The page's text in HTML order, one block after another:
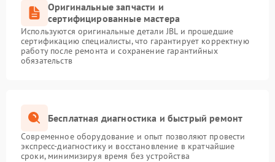
Оригинальные запчасти и
сертифицированные мастера
Используются оригинальные детали JBL и прошедшие
сертификацию специалисты, что гарантирует корректную
работу после ремонта и сохранение гарантийных
обязательств
Бесплатная диагностика и быстрый ремонт
Современное оборудование и опыт позволяют провести
экспресс-диагностику и восстановление в кратчайшие
сроки, минимизируя время без устройства